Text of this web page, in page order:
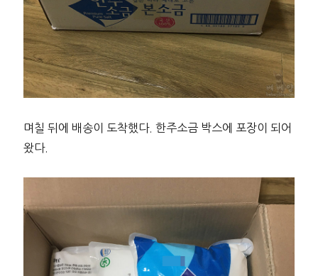
며칠 뒤에 배송이 도착했다. 한주소금 박스에 포장이 되어
왔다.